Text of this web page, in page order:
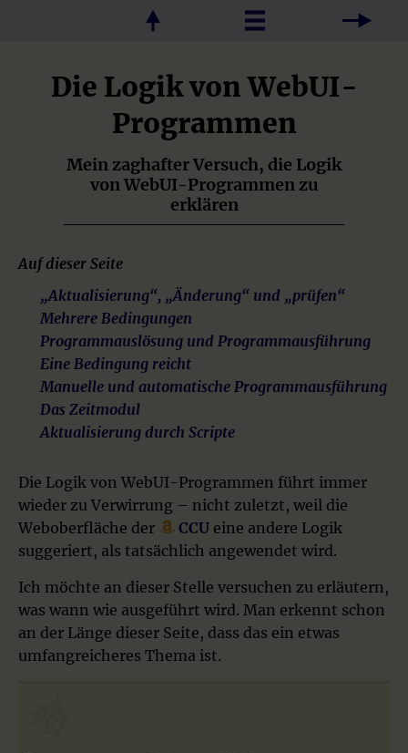
Die Logik von WebUI-
Programmen
Mein zaghafter Versuch, die Logik
von WebUI-Programmen zu
erklären
Auf dieser Seite
„Aktualisierung“, „Änderung“ und „prüfen“
Mehrere Bedingungen
Programmauslösung und Programmausführung
Eine Bedingung reicht
Manuelle und automatische Programmausführung
Das Zeitmodul
Aktualisierung durch Scripte
Die Logik von WebUI-Programmen führt immer
wieder zu Verwirrung – nicht zuletzt, weil die
Weboberfläche der
CCU eine andere Logik
suggeriert, als tatsächlich angewendet wird.
Ich möchte an dieser Stelle versuchen zu erläutern,
was wann wie ausgeführt wird. Man erkennt schon
an der Länge dieser Seite, dass das ein etwas
umfangreicheres Thema ist.